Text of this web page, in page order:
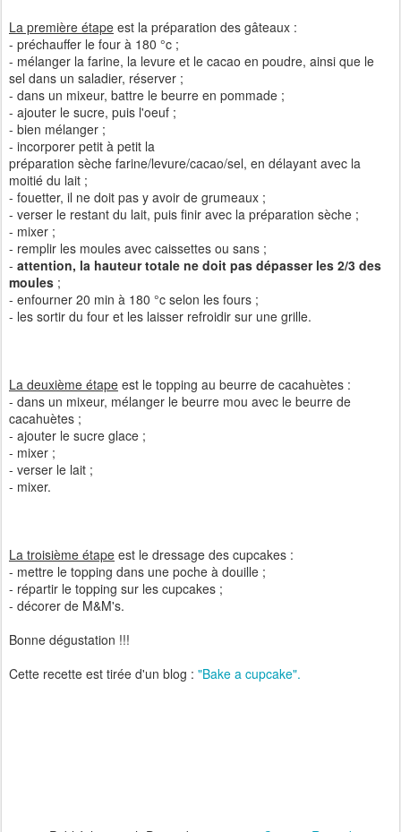
La première étape est la préparation des gâteaux :
- préchauffer le four à 180 °c ;
- mélanger la farine, la levure et le cacao en poudre, ainsi que le
sel dans un saladier, réserver ;
- dans un mixeur, battre le beurre en pommade ;
- ajouter le sucre, puis l'oeuf ;
- bien mélanger ;
- incorporer petit à petit la
préparation sèche farine/levure/cacao/sel, en délayant avec la
moitié du lait ;
- fouetter, il ne doit pas y avoir de grumeaux ;
- verser le restant du lait, puis finir avec la préparation sèche ;
- mixer ;
- remplir les moules avec caissettes ou sans ;
- attention, la hauteur totale ne doit pas dépasser les 2/3 des
moules ;
- enfourner 20 min à 180 °c selon les fours ;
- les sortir du four et les laisser refroidir sur une grille.
La deuxième étape est le topping au beurre de cacahuètes :
- dans un mixeur, mélanger le beurre mou avec le beurre de
cacahuètes ;
- ajouter le sucre glace ;
- mixer ;
- verser le lait ;
- mixer.
La troisième étape est le dressage des cupcakes :
- mettre le topping dans une poche à douille ;
- répartir le topping sur les cupcakes ;
- décorer de M&M's.
Bonne dégustation !!!
Cette recette est tirée d'un blog : "Bake a cupcake".